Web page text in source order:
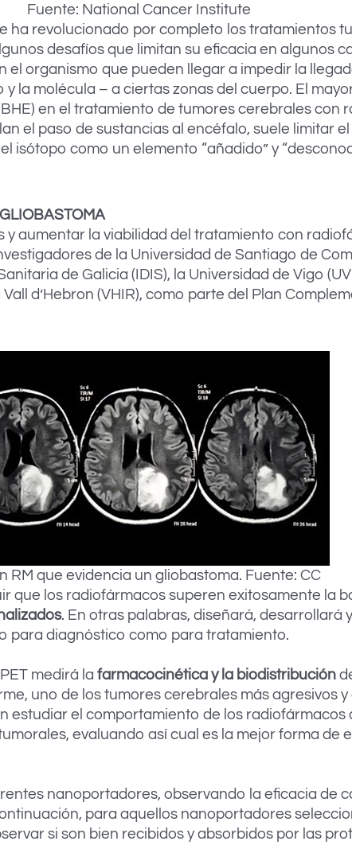
Fuente: National Cancer Institute
ha revolucionado por completo los tratamientos
desafíos que limitan su eficacia en algunos
el organismo que pueden llegar a impedir la
la molécula – a ciertas zonas del cuerpo. El
en el tratamiento de tumores cerebrales con
el paso de sustancias al encéfalo, suele limitar
isótopo como un elemento “añadido” y
y aumentar la viabilidad del tratamiento con
de la Universidad de Santiago de
de Galicia (IDIS), la Universidad de Vigo
d’Hebron (VHIR), como parte del Plan
RM que evidencia un gliobastoma. Fuente: CC
que los radiofármacos superen exitosamente la
. En otras palabras, diseñará, desarrollará
para diagnóstico como para tratamiento.
medirá la farmacocinética y la biodistribución
uno de los tumores cerebrales más agresivos
estudiar el comportamiento de los radiofármacos
evaluando así cual es la mejor forma de
nanoportadores, observando la eficacia de
para aquellos nanoportadores
si son bien recibidos y absorbidos por las